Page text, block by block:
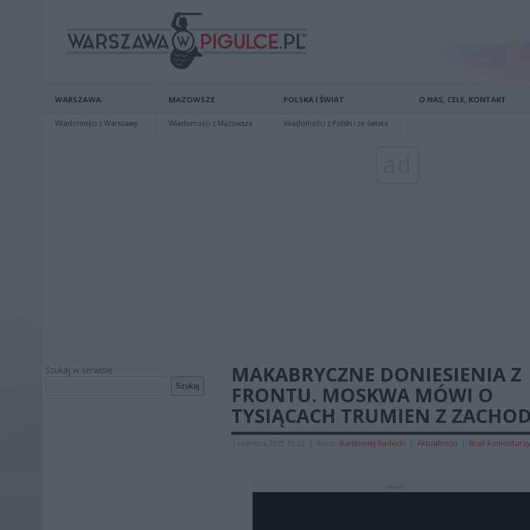
WARSZAWA
Wiadomości z Warszawy
MAZOWSZE
Wiadomości z Mazowsza
POLSKA I ŚWIAT
Wiadomości z Polski i ze świata
O NAS, CELE, KONTAKT
Szukaj w serwisie
Szukaj
MAKABRYCZNE DONIESIENIA Z
FRONTU. MOSKWA MÓWI O
TYSIĄCACH TRUMIEN Z
1 czerwca 2025 15:22 | Autor: Bartłomiej Radecki | Aktualności | Brak komentarzy